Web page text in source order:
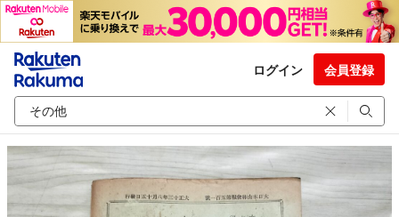
ログイン 会員登録